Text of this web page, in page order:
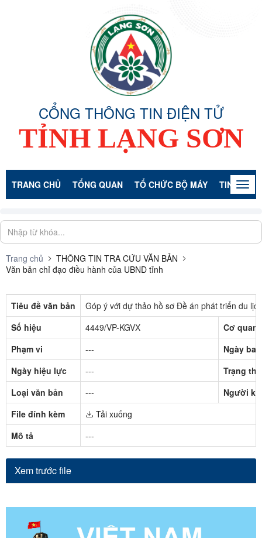
CỔNG THÔNG TIN ĐIỆN TỬ
TỈNH LẠNG SƠN
TRANG CHỦ TỔNG QUAN TỔ CHỨC BỘ MÁY TIN TỨC -
Trang chủ
THÔNG TIN TRA CỨU VĂN BẢN
Văn bản chỉ đạo điều hành của UBND tỉnh
Tiêu đề văn bản
Góp ý với dự thảo hồ sơ Đề án phát triển du
Số hiệu
4449/VP-KGVX
Cơ quan
Phạm vi
---
Ngày
Ngày hiệu lực
---
Trạng
Loại văn bản
---
Người ký
File đính kèm
Tải xuống
Mô tả
---
Xem trước file